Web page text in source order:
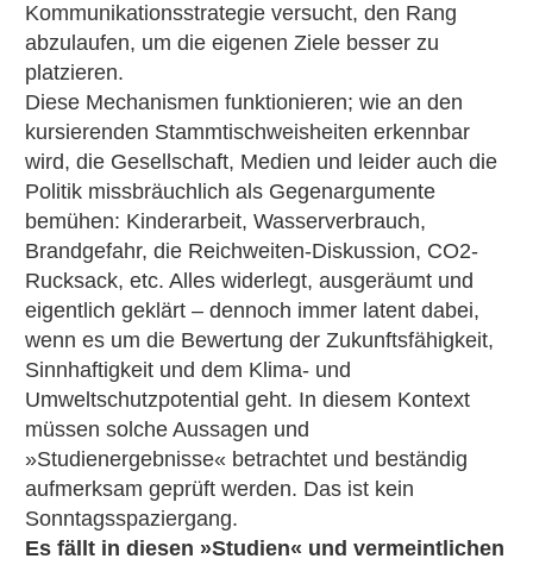
Kommunikationsstrategie versucht, den Rang
abzulaufen, um die eigenen Ziele besser zu
platzieren.
Diese Mechanismen funktionieren; wie an den
kursierenden Stammtischweisheiten erkennbar
wird, die Gesellschaft, Medien und leider auch die
Politik missbräuchlich als Gegenargumente
bemühen: Kinderarbeit, Wasserverbrauch,
Brandgefahr, die Reichweiten-Diskussion, CO2-
Rucksack, etc. Alles widerlegt, ausgeräumt und
eigentlich geklärt – dennoch immer latent dabei,
wenn es um die Bewertung der Zukunftsfähigkeit,
Sinnhaftigkeit und dem Klima- und
Umweltschutzpotential geht. In diesem Kontext
müssen solche Aussagen und
»Studienergebnisse« betrachtet und beständig
aufmerksam geprüft werden. Das ist kein
Sonntagsspaziergang.
Es fällt in diesen »Studien« und vermeintlichen